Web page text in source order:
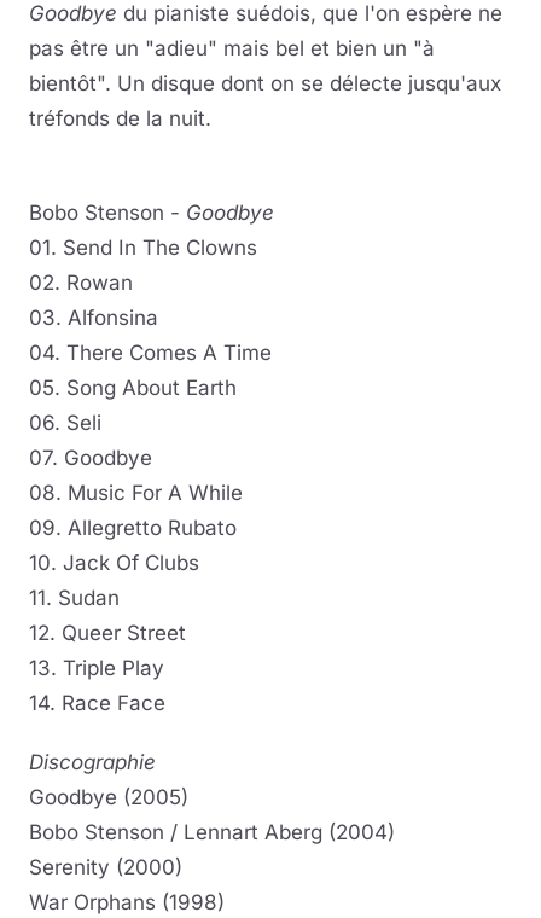
Goodbye du pianiste suédois, que l'on espère ne
pas être un "adieu" mais bel et bien un "à
bientôt". Un disque dont on se délecte jusqu'aux
tréfonds de la nuit.
Bobo Stenson - Goodbye
01. Send In The Clowns
02. Rowan
03. Alfonsina
04. There Comes A Time
05. Song About Earth
06. Seli
07. Goodbye
08. Music For A While
09. Allegretto Rubato
10. Jack Of Clubs
11. Sudan
12. Queer Street
13. Triple Play
14. Race Face
Discographie
Goodbye (2005)
Bobo Stenson / Lennart Aberg (2004)
Serenity (2000)
War Orphans (1998)